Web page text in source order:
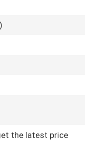
the latest price